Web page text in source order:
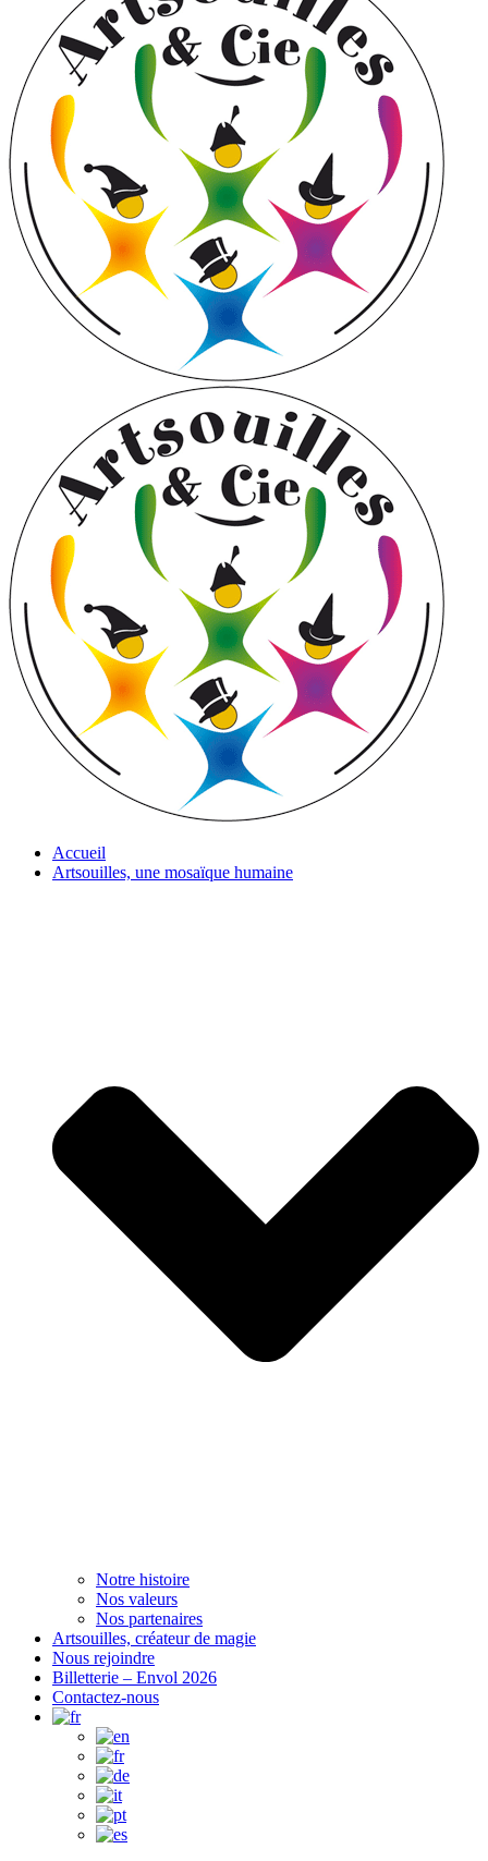
Accueil
Artsouilles, une mosaïque humaine
Notre histoire
Nos valeurs
Nos partenaires
Artsouilles, créateur de magie
Nous rejoindre
Billetterie – Envol 2026
Contactez-nous